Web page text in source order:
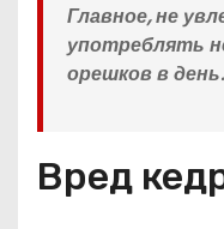
Главное, не
употреблять
орешков в день.
Вред